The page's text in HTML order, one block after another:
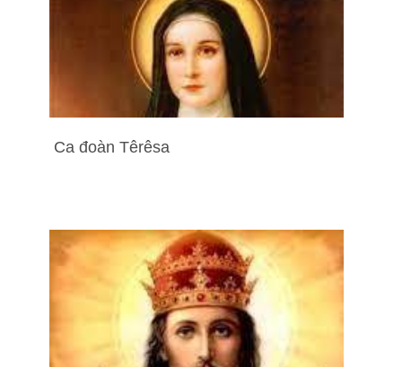
Ca đoàn Têrêsa